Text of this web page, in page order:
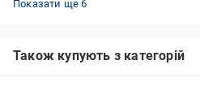
Показати ще 6
Також купують з категорій